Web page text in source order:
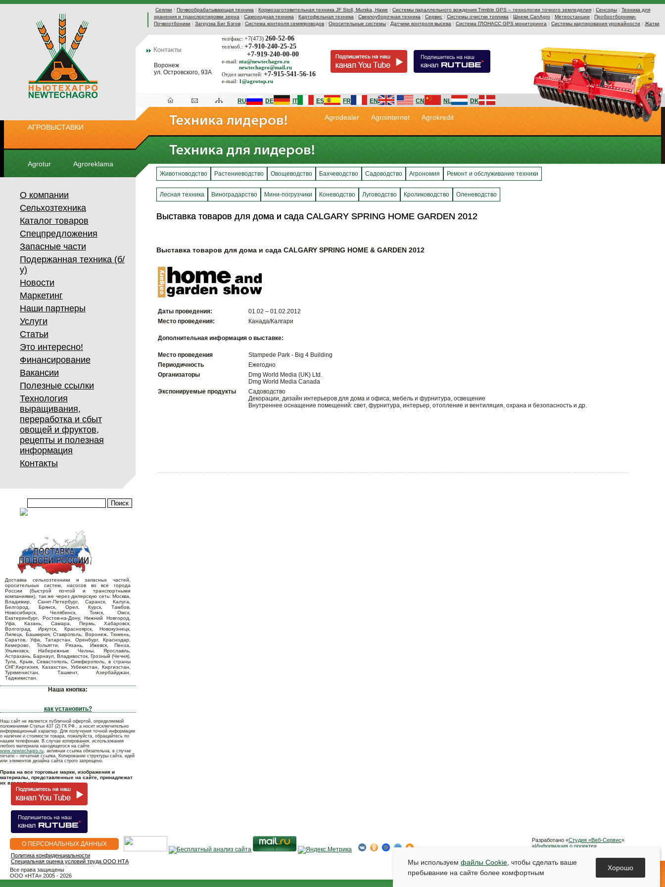
Сеялки | Почвообрабатывающая техника | Кормозаготовительная техника JF Stoll, Murska, Hawe | Системы параллельного вождения Trimble GPS – технологии точного земледелия | Сенсоры | Техника для
хранения и транспортировки зерна | Самоходная техника | Картофельная техника | Свеклоуборочная техника | Сервис | Системы очистки топлива | Шнеки CanAgro | Метеостанции | Пробоотборники-
Почвоотбоники | Загрузка Биг Бэгов | Система контроля семяпроводов | Оросительные системы | Датчики контроля высева | Система ГЛОНАСС GPS мониторинга | Системы картирования урожайности | Жатки
Воронеж
ул. Островского, 93А
тел/факс: +7(473) 260-52-06
тел/моб.: +7-910-240-25-25
+7-919-240-00-00
e-mail: nta@newtechagro.ru
newtechagro@mail.ru
Отдел запчастей: +7-915-541-56-16
e-mail: 1@agrotop.ru
АГРОВЫСТАВКИ
Agrotur Agroreklama
RU DE IT ES FR EN CN NL DK
Agrodealer Agrointernet Agrokredit
О компании
Сельхозтехника
Каталог товаров
Спецпредложения
Запасные части
Подержанная техника (б/
у)
Новости
Маркетинг
Наши партнеры
Услуги
Статьи
Это интересно!
Финансирование
Вакансии
Полезные ссылки
Технология
выращивания,
переработка и сбыт
овощей и фруктов,
рецепты и полезная
информация
Контакты
Доставка сельхозтехники и запасных частей,
оросительных систем, насосов во все города
России (быстрой почтой и транспортными
компаниями), так же через дилерскую сеть: Москва,
Владимир, Санкт-Петербург, Саранск, Калуга,
Белгород, Брянск, Орел, Курск, Тамбов,
Новосибирск, Челябинск, Томск, Омск,
Екатеринбург, Ростов-на-Дону, Нижний Новгород,
Уфа, Казань, Самара, Пермь, Хабаровск,
Волгоград, Иркутск, Красноярск, Новокузнецк,
Липецк, Башкирия, Ставрополь, Воронеж, Тюмень,
Саратов, Уфа, Татарстан, Оренбург, Краснодар,
Кемерово, Тольятти, Рязань, Ижевск, Пенза,
Ульяновск, Набережные Челны, Ярославль,
Астрахань, Барнаул, Владивосток, Грозный (Чечня),
Тула, Крым, Севастополь, Симферополь, в страны
СНГ:Киргизия, Казахстан, Узбекистан, Киргизстан,
Туркменистан, Ташкент, Азербайджан,
Таджикистан.
Наша кнопка:
как установить?
Наш сайт не является публичной офертой, определяемой
положениями Статьи 437 (2) ГК РФ., а носит исключительно
информационный характер. Для получения точной информации
о наличии и стоимости товара, пожалуйста, обращайтесь по
нашим телефонам. В случае копирования, использования
любого материала находящегося на сайте
www.newtechagro.ru, активная ссылка обязательна, в случае
печати – печатная ссылка. Копирование структуры сайта, идей
или элементов дизайна сайта строго запрещено.
Права на все торговые марки, изображения и
материалы, представленные на сайте, принадлежат
их владельцам.
Животноводство Растениеводство Овощеводство Бахчеводство Садоводство Агрономия Ремонт и обслуживание техники
Лесная техника Виноградарство Мини-погрузчики Коневодство Луговодство Кролиководство Оленеводство
Выставка товаров для дома и сада CALGARY SPRING HOME GARDEN 2012
Выставка товаров для дома и сада CALGARY SPRING HOME GARDEN 2012
Выставка товаров для дома и сада CALGARY SPRING HOME & GARDEN 2012
Даты проведения:
01.02 – 01.02.2012
Место проведения:
Канада/Калгари
Дополнительная информация о выставке:
Место проведения
Stampede Park - Big 4 Building
Периодичность
Ежегодно
Организаторы
Dmg World Media (UK) Ltd.
Dmg World Media Canadа
Экспонируемые продукты
Садоводство
Декорации, дизайн интерьеров для дома и офиса, мебель и фурнитура, освещение
Внутреннее оснащение помещений: свет, фурнитура, интерьер, отопление и вентиляция, охрана и безопасность и др.
О ПЕРСОНАЛЬНЫХ ДАННЫХ
Все права защищены
OOO «НТА» 2005 - 2026
Политика конфиденциальности
Специальная оценка условий труда ООО НТА
Разработано «Студия «Веб-Сервис»
«Информация о проекте»
Мы используем файлы Cookie , чтобы сделать ваше
пребывание на сайте более комфортным
Хорошо